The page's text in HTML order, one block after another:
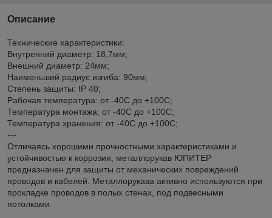
Описание
Технические характеристики:
Внутренний диаметр: 18,7мм;
Внешний диаметр: 24мм;
Наименьший радиус изгиба: 90мм;
Степень защиты: IP 40;
Рабочая температура: от -40С до +100С;
Температура монтажа: от -40С до +100С;
Температура хранения: от -40С до +100С;
---
Отличаясь хорошими прочностными характеристиками и
устойчивостью к коррозии, металлорукав ЮПИТЕР
предназначен для защиты от механических повреждений
проводов и кабелей. Металлорукава активно используются при
прокладке проводов в полых стенах, под подвесными
потолками.